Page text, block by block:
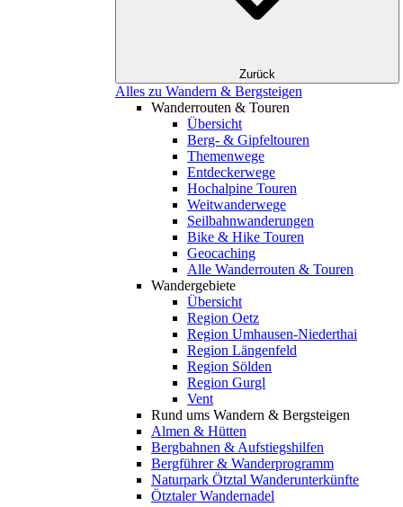
Zurück
Alles zu Wandern & Bergsteigen
Wanderrouten & Touren
Übersicht
Berg- & Gipfeltouren
Themenwege
Entdeckerwege
Hochalpine Touren
Weitwanderwege
Seilbahnwanderungen
Bike & Hike Touren
Geocaching
Alle Wanderrouten & Touren
Wandergebiete
Übersicht
Region Oetz
Region Umhausen-Niederthai
Region Längenfeld
Region Sölden
Region Gurgl
Vent
Rund ums Wandern & Bergsteigen
Almen & Hütten
Bergbahnen & Aufstiegshilfen
Bergführer & Wanderprogramm
Naturpark Ötztal Wanderunterkünfte
Ötztaler Wandernadel